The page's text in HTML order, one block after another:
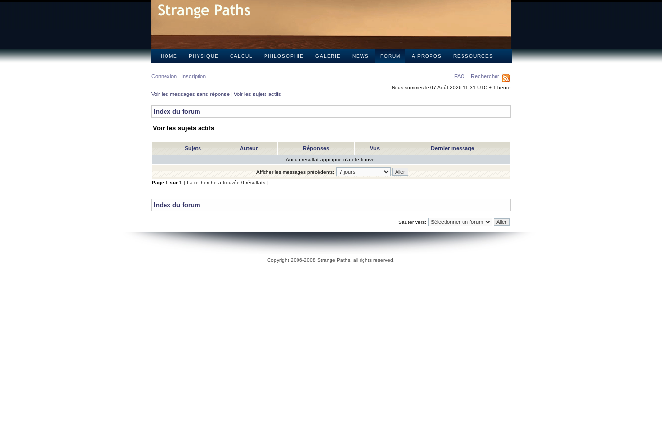
HOME PHYSIQUE CALCUL PHILOSOPHIE GALERIE NEWS FORUM A PROPOS RESSOURCES
FAQ Rechercher
Connexion Inscription
Nous sommes le 07 Août 2026 11:31 UTC + 1 heure
Voir les messages sans réponse | Voir les sujets actifs
Index du forum
Voir les sujets actifs
Sujets Auteur Réponses Vus Dernier message
Aucun résultat approprié n’a été trouvé.
Afficher les messages précédents:
Page 1 sur 1 [ La recherche a trouvée 0 résultats ]
Index du forum
Sauter vers:
Copyright 2006-2008 Strange Paths, all rights reserved.